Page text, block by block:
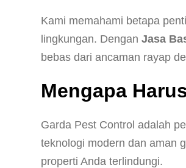
Kami memahami betapa
lingkungan. DenganJasa
bebas dari ancaman rayap
Mengapa
Garda Pest Control adalah
teknologi modern dan aman
properti Anda terlindungi.